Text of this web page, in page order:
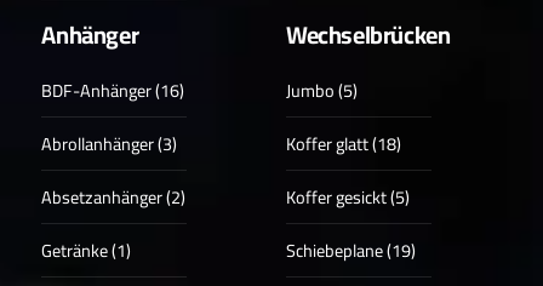
Anhänger
BDF-Anhänger (16)
Abrollanhänger (3)
Absetzanhänger (2)
Getränke (1)
Wechselbrücken
Jumbo (5)
Koffer glatt (18)
Koffer gesickt (5)
Schiebeplane (19)